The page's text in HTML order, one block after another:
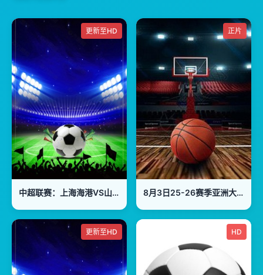
更新至HD
中超联赛：上海海港VS山东泰山20260801
正片
8月3日25-26赛季亚洲大学生篮球联赛 香港中文大学VS延世大学
更新至HD HD